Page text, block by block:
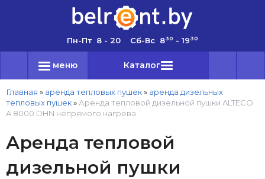
Пн-Пт 8 - 20 Сб-Вс 830 - 1930
меню Каталог
Главная » аренда тепловых пушек» аренда дизельных
тепловых пушек» Аренда тепловой дизельной пушки ALTECO
A 8000 DHN непрямого нагрева
Аренда тепловой
дизельной пушки